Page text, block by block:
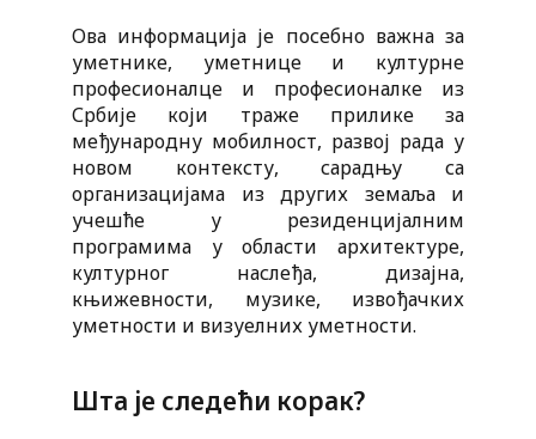
Ова информација је посебно важна за
уметнике, уметнице и културне
професионалце и професионалке из
Србије који траже прилике за
међународну мобилност, развој рада у
новом контексту, сарадњу са
организацијама из других земаља и
учешће у резиденцијалним
програмима у области архитектуре,
културног наслеђа, дизајна,
књижевности, музике, извођачких
уметности и визуелних уметности.
Шта је следећи корак?